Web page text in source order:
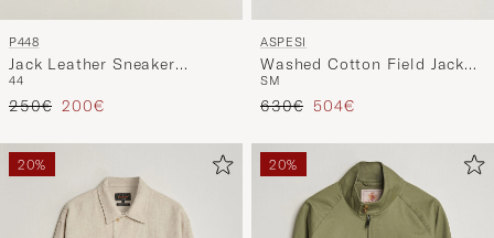
P448
Jack Leather Sneaker
White/Navy
44
Regulärer Preis
250€ Reduzierter Preis
200€
ASPESI
Washed Cotton Field Jacket
Navy
SM
Regulärer Preis
630€ Reduzierter Preis
504€
20% 20%